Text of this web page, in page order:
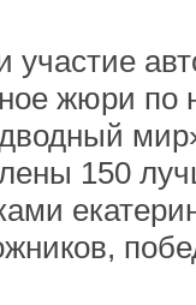
участие
жюри по
150